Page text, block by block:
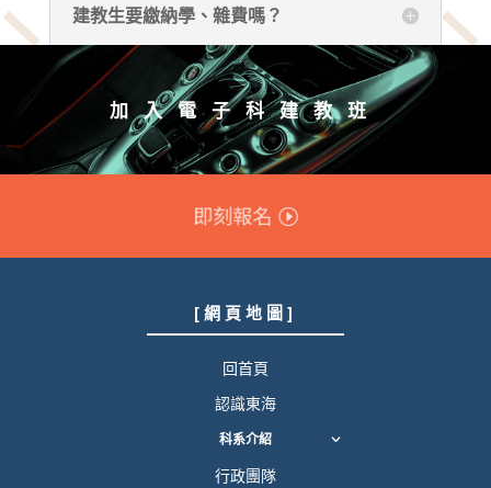
建教生要繳納學、雜費嗎？
加入電子科建教班
即刻報名
[ 網 頁 地 圖 ]
回首頁
認識東海
科系介紹
行政團隊